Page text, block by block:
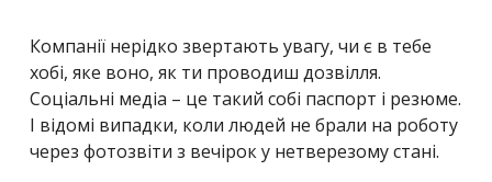
Компанії нерідко звертають увагу, чи є в тебе
хобі, яке воно, як ти проводиш дозвілля.
Соціальні медіа – це такий собі паспорт і резюме.
І відомі випадки, коли людей не брали на роботу
через фотозвіти з вечірок у нетверезому стані.